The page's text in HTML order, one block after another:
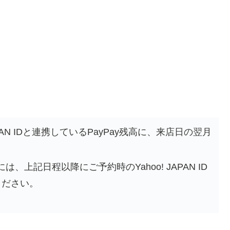
IDと連携しているPayPay残高に、来店日の翌月
、上記日程以降にご予約時のYahoo! JAPAN ID
さい。